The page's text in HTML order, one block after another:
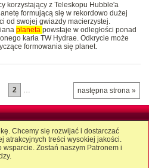
korzystający z Teleskopu Hubble'a
formującą się w rekordowo dużej
od swojej gwiazdy macierzystej.
planeta powstaje w odległości ponad
karła TW Hydrae. Odkrycie może
formowania się planet.
następna strona »
2 …
Chcemy się rozwijać i dostarczać
atrakcyjnych treści wysokiej jakości.
Zostań naszym Patronem i